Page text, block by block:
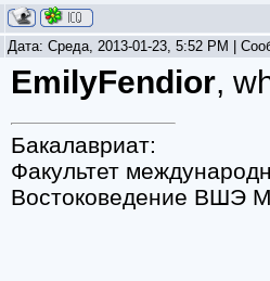
Дата: Среда, 2013-01-23, 5:52 PM |
EmilyFendior,
Бакалавриат:
Факультет
Востоковедение ВШЭ